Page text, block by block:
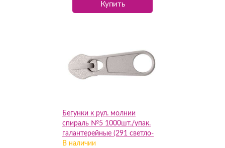
Купить
Бегунки к рул. молнии
спираль №5 1000шт./упак.
галантерейные (291 светло-
бежевый), упак
В наличии